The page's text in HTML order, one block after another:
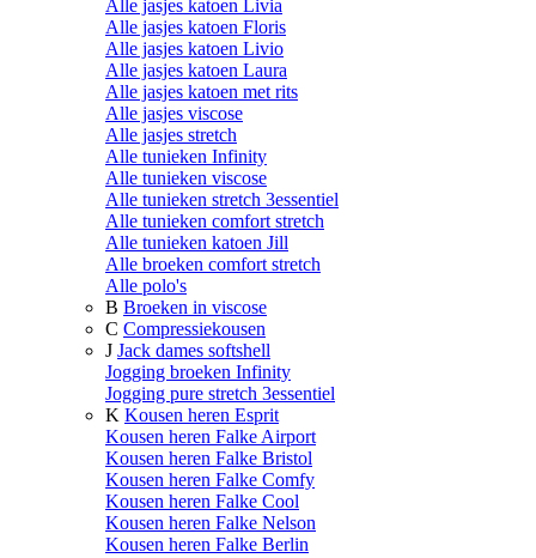
Alle jasjes katoen Livia
Alle jasjes katoen Floris
Alle jasjes katoen Livio
Alle jasjes katoen Laura
Alle jasjes katoen met rits
Alle jasjes viscose
Alle jasjes stretch
Alle tunieken Infinity
Alle tunieken viscose
Alle tunieken stretch 3essentiel
Alle tunieken comfort stretch
Alle tunieken katoen Jill
Alle broeken comfort stretch
Alle polo's
B Broeken in viscose
C Compressiekousen
J Jack dames softshell
Jogging broeken Infinity
Jogging pure stretch 3essentiel
K Kousen heren Esprit
Kousen heren Falke Airport
Kousen heren Falke Bristol
Kousen heren Falke Comfy
Kousen heren Falke Cool
Kousen heren Falke Nelson
Kousen heren Falke Berlin